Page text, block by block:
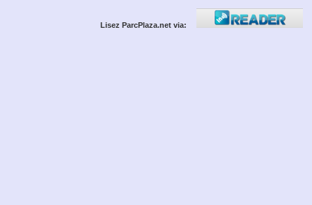
Lisez ParcPlaza.net via: